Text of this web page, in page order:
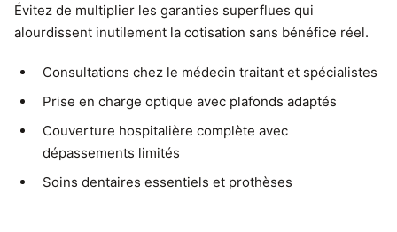
Évitez de multiplier les garanties superflues qui
alourdissent inutilement la cotisation sans bénéfice réel.
Consultations chez le médecin traitant et spécialistes
Prise en charge optique avec plafonds adaptés
Couverture hospitalière complète avec
dépassements limités
Soins dentaires essentiels et prothèses